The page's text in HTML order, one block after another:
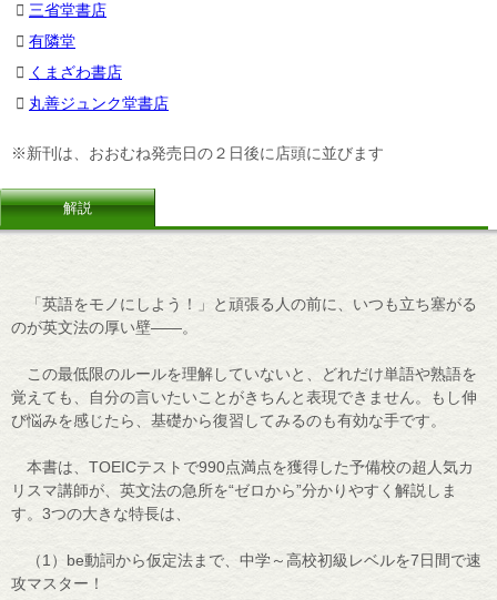
三省堂書店
有隣堂
くまざわ書店
丸善ジュンク堂書店
※新刊は、おおむね発売日の２日後に店頭に並びます
解説
「英語をモノにしよう！」と頑張る人の前に、いつも立ち塞がる
のが英文法の厚い壁――。
この最低限のルールを理解していないと、どれだけ単語や熟語を
覚えても、自分の言いたいことがきちんと表現できません。もし伸
び悩みを感じたら、基礎から復習してみるのも有効な手です。
本書は、TOEICテストで990点満点を獲得した予備校の超人気カ
リスマ講師が、英文法の急所を“ゼロから”分かりやすく解説しま
す。3つの大きな特長は、
（1）be動詞から仮定法まで、中学～高校初級レベルを7日間で速
攻マスター！